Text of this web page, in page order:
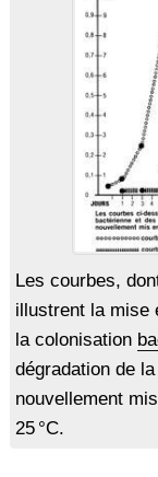
Les courbes,
illustrent la mise
la colonisation
dégradation de la
nouvellement
25 °C.